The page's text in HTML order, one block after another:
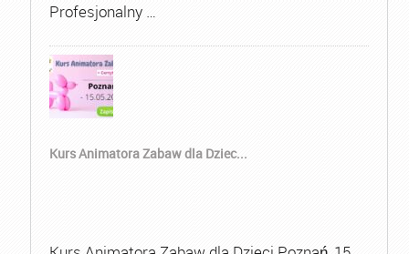
Profesjonalny …
Kurs Animatora Zabaw dla Dziec...